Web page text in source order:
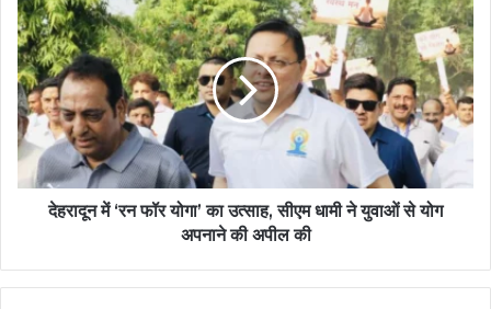
देहरादून में ‘रन फॉर योगा’ का उत्साह, सीएम धामी ने युवाओं से योग
अपनाने की अपील की